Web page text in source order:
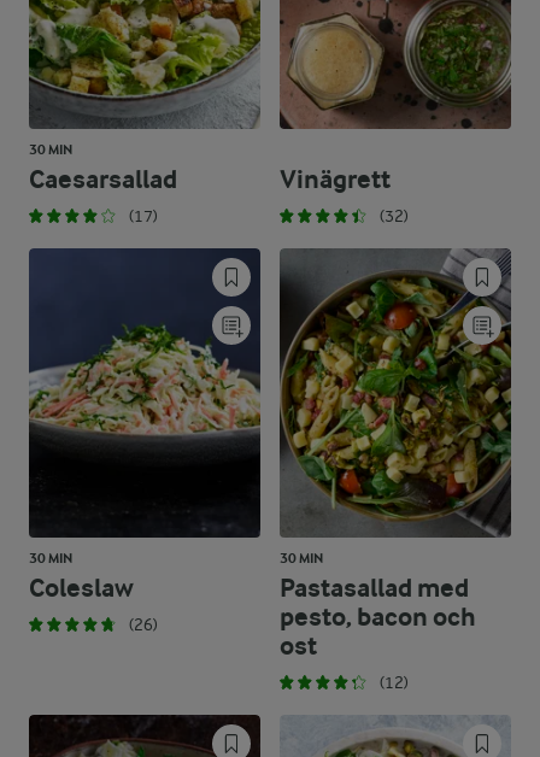
30 MIN
Caesarsallad
(17)
Vinägrett
(32)
30 MIN
Coleslaw
(26)
30 MIN
Pastasallad med
pesto, bacon och
ost
(12)